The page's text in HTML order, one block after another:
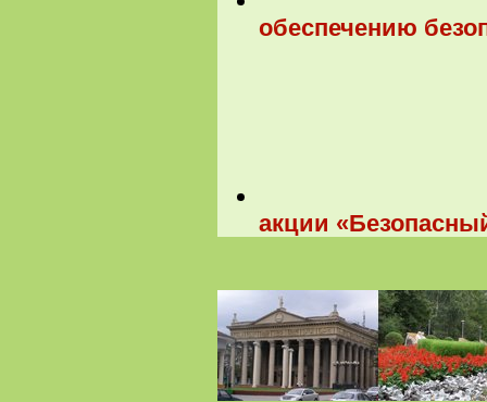
обеспечению
акции